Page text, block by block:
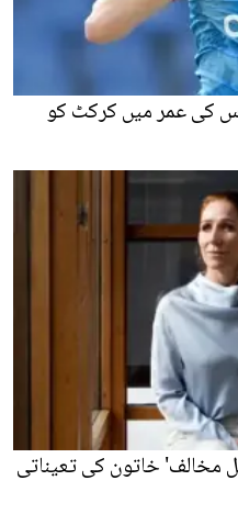
کے فاسٹ بولر نے 25 برس کی عمر میں کرکٹ کو
مخالف' خاتون کی تعیناتی